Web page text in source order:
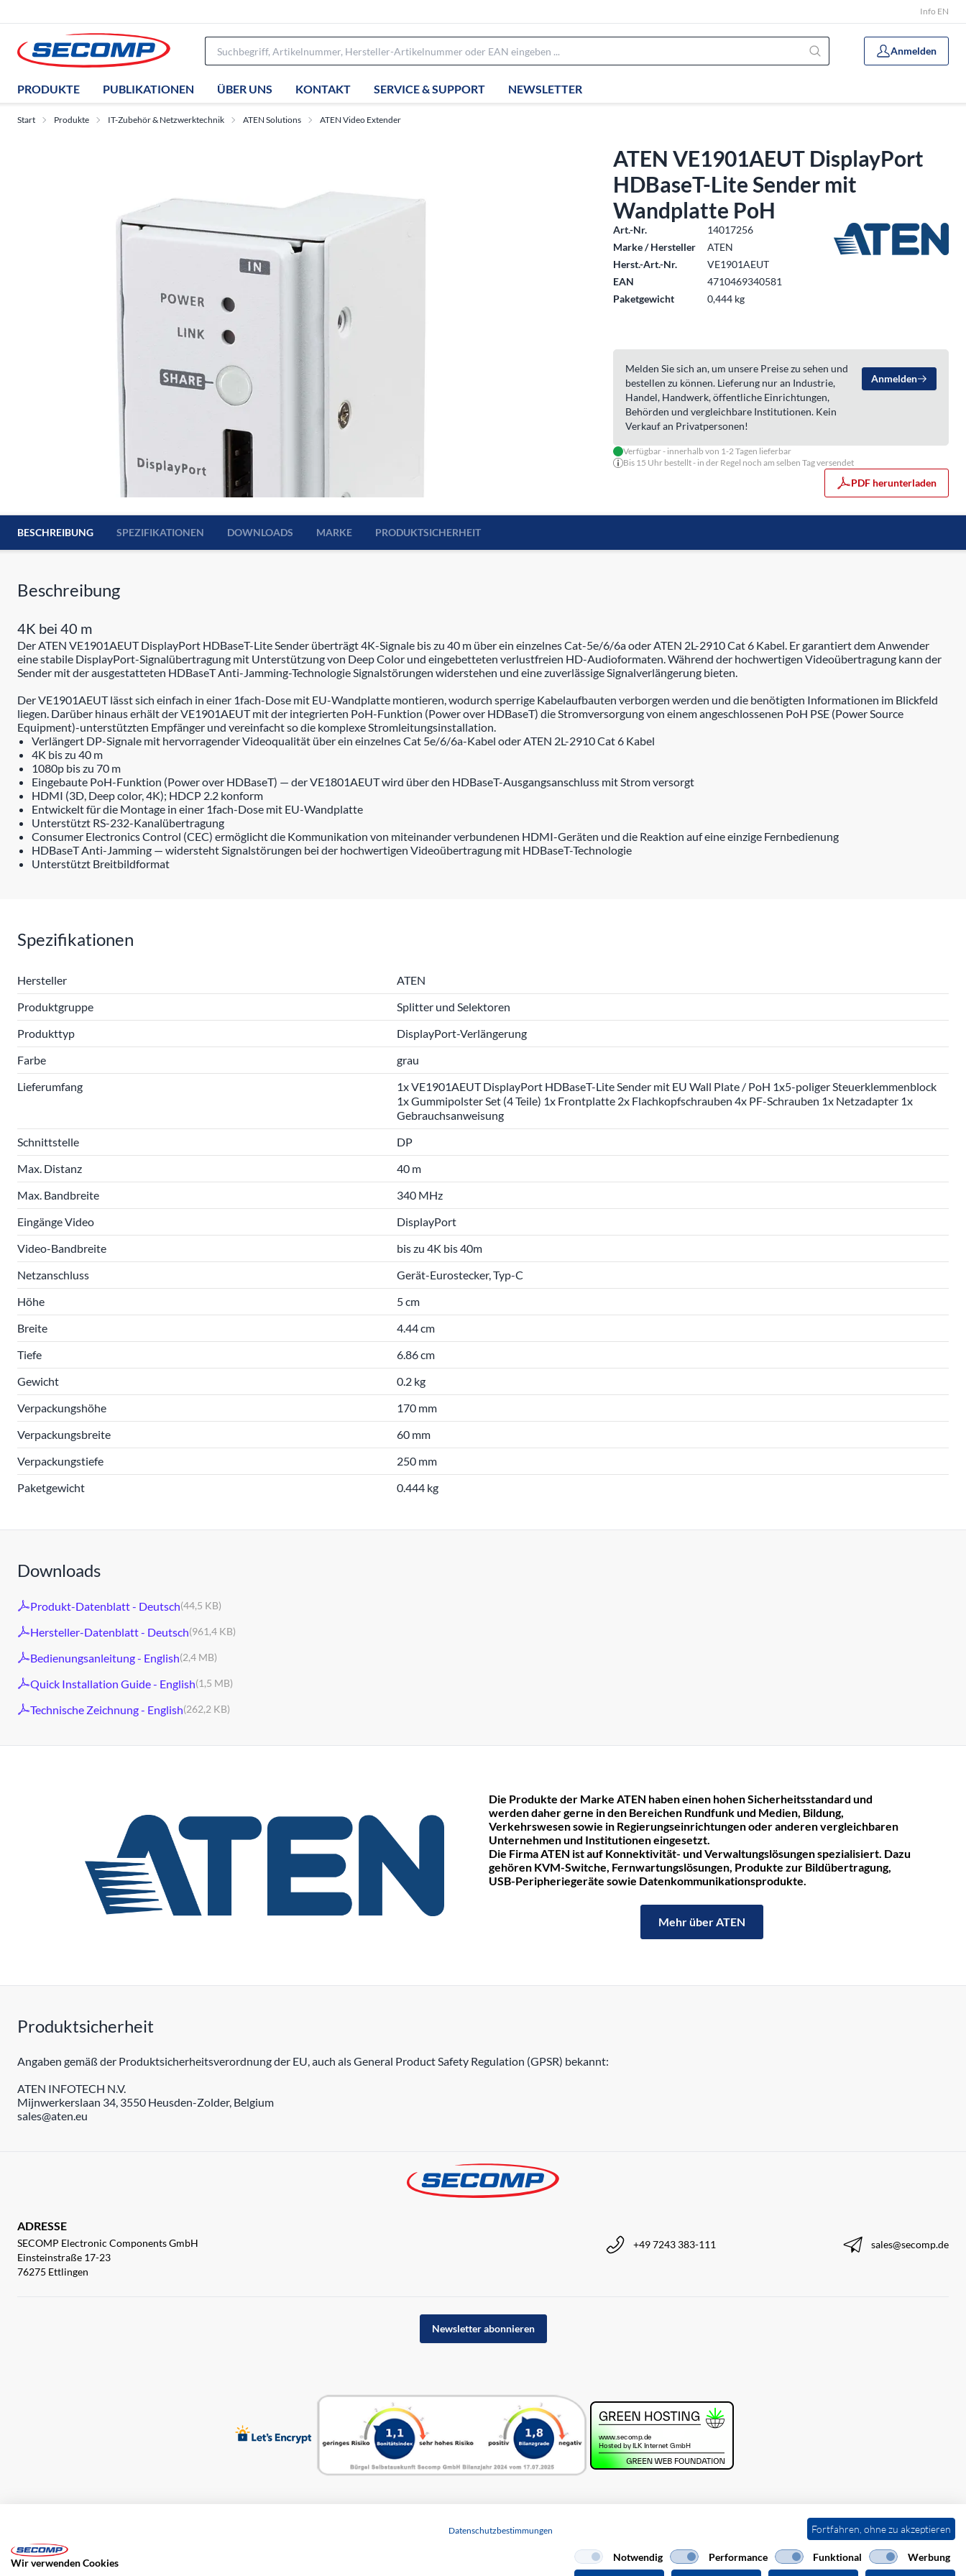
Info EN
Anmelden
PRODUKTE PUBLIKATIONEN ÜBER UNS KONTAKT SERVICE & SUPPORT NEWSLETTER
Start Produkte IT-Zubehör & Netzwerktechnik ATEN Solutions ATEN Video Extender
ATEN VE1901AEUT DisplayPort
HDBaseT-Lite Sender mit
Wandplatte PoH
Art.-Nr.
14017256
Marke / Hersteller
ATEN
Herst.-Art.-Nr.
VE1901AEUT
EAN
4710469340581
Paketgewicht
0,444 kg
Melden Sie sich an, um unsere Preise zu sehen und
bestellen zu können. Lieferung nur an Industrie,
Handel, Handwerk, öffentliche Einrichtungen,
Behörden und vergleichbare Institutionen. Kein
Verkauf an Privatpersonen!
Anmelden
Verfügbar - innerhalb von 1-2 Tagen lieferbar
Bis 15 Uhr bestellt - in der Regel noch am selben Tag versendet
PDF herunterladen
BESCHREIBUNG SPEZIFIKATIONEN DOWNLOADS MARKE PRODUKTSICHERHEIT
Beschreibung
4K bei 40 m
Der ATEN VE1901AEUT DisplayPort HDBaseT-Lite Sender überträgt 4K-Signale bis zu 40 m über ein einzelnes Cat-5e/6/6a oder ATEN 2L-2910 Cat 6 Kabel. Er garantiert dem Anwender
eine stabile DisplayPort-Signalübertragung mit Unterstützung von Deep Color und eingebetteten verlustfreien HD-Audioformaten. Während der hochwertigen Videoübertragung kann der
Sender mit der ausgestatteten HDBaseT Anti-Jamming-Technologie Signalstörungen widerstehen und eine zuverlässige Signalverlängerung bieten.
Der VE1901AEUT lässt sich einfach in einer 1fach-Dose mit EU-Wandplatte montieren, wodurch sperrige Kabelaufbauten verborgen werden und die benötigten Informationen im Blickfeld
liegen. Darüber hinaus erhält der VE1901AEUT mit der integrierten PoH-Funktion (Power over HDBaseT) die Stromversorgung von einem angeschlossenen PoH PSE (Power Source
Equipment)-unterstützten Empfänger und vereinfacht so die komplexe Stromleitungsinstallation.
Verlängert DP-Signale mit hervorragender Videoqualität über ein einzelnes Cat 5e/6/6a-Kabel oder ATEN 2L-2910 Cat 6 Kabel
4K bis zu 40 m
1080p bis zu 70 m
Eingebaute PoH-Funktion (Power over HDBaseT) — der VE1801AEUT wird über den HDBaseT-Ausgangsanschluss mit Strom versorgt
HDMI (3D, Deep color, 4K); HDCP 2.2 konform
Entwickelt für die Montage in einer 1fach-Dose mit EU-Wandplatte
Unterstützt RS-232-Kanalübertragung
Consumer Electronics Control (CEC) ermöglicht die Kommunikation von miteinander verbundenen HDMI-Geräten und die Reaktion auf eine einzige Fernbedienung
HDBaseT Anti-Jamming — widersteht Signalstörungen bei der hochwertigen Videoübertragung mit HDBaseT-Technologie
Unterstützt Breitbildformat
Spezifikationen
Hersteller
ATEN
Produktgruppe
Splitter und Selektoren
Produkttyp
DisplayPort-Verlängerung
Farbe
grau
Lieferumfang
1x VE1901AEUT DisplayPort HDBaseT-Lite Sender mit EU Wall Plate / PoH 1x5-poliger Steuerklemmenblock
1x Gummipolster Set (4 Teile) 1x Frontplatte 2x Flachkopfschrauben 4x PF-Schrauben 1x Netzadapter 1x
Gebrauchsanweisung
Schnittstelle
DP
Max. Distanz
40 m
Max. Bandbreite
340 MHz
Eingänge Video
DisplayPort
Video-Bandbreite
bis zu 4K bis 40m
Netzanschluss
Gerät-Eurostecker, Typ-C
Höhe
5 cm
Breite
4.44 cm
Tiefe
6.86 cm
Gewicht
0.2 kg
Verpackungshöhe
170 mm
Verpackungsbreite
60 mm
Verpackungstiefe
250 mm
Paketgewicht
0.444 kg
Downloads
Produkt-Datenblatt - Deutsch(44,5 KB)
Hersteller-Datenblatt - Deutsch(961,4 KB)
Bedienungsanleitung - English(2,4 MB)
Quick Installation Guide - English(1,5 MB)
Technische Zeichnung - English(262,2 KB)
Die Produkte der Marke ATEN haben einen hohen Sicherheitsstandard und
werden daher gerne in den Bereichen Rundfunk und Medien, Bildung,
Verkehrswesen sowie in Regierungseinrichtungen oder anderen vergleichbaren
Unternehmen und Institutionen eingesetzt.
Die Firma ATEN ist auf Konnektivität- und Verwaltungslösungen spezialisiert. Dazu
gehören KVM-Switche, Fernwartungslösungen, Produkte zur Bildübertragung,
USB-Peripheriegeräte sowie Datenkommunikationsprodukte.
Mehr über ATEN
Produktsicherheit
Angaben gemäß der Produktsicherheitsverordnung der EU, auch als General Product Safety Regulation (GPSR) bekannt:
ATEN INFOTECH N.V.
Mijnwerkerslaan 34, 3550 Heusden-Zolder, Belgium
sales@aten.eu
ADRESSE
SECOMP Electronic Components GmbH
Einsteinstraße 17-23
76275 Ettlingen
+49 7243 383-111 sales@secomp.de
Newsletter abonnieren
Impressum
Fortfahren, ohne zu akzeptieren
Datenschutzbestimmungen
Wir verwenden Cookies Notwendig Performance Funktional
Werbung